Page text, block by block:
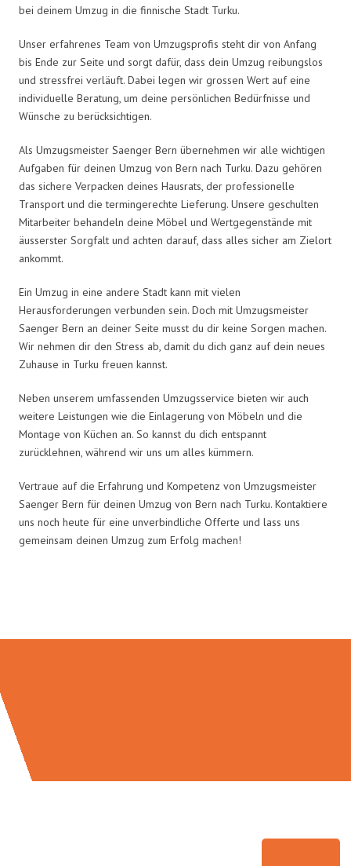
bei deinem Umzug in die finnische Stadt Turku.
Unser erfahrenes Team von Umzugsprofis steht dir von Anfang
bis Ende zur Seite und sorgt dafür, dass dein Umzug reibungslos
und stressfrei verläuft. Dabei legen wir grossen Wert auf eine
individuelle Beratung, um deine persönlichen Bedürfnisse und
Wünsche zu berücksichtigen.
Als Umzugsmeister Saenger Bern übernehmen wir alle wichtigen
Aufgaben für deinen Umzug von Bern nach Turku. Dazu gehören
das sichere Verpacken deines Hausrats, der professionelle
Transport und die termingerechte Lieferung. Unsere geschulten
Mitarbeiter behandeln deine Möbel und Wertgegenstände mit
äusserster Sorgfalt und achten darauf, dass alles sicher am Zielort
ankommt.
Ein Umzug in eine andere Stadt kann mit vielen
Herausforderungen verbunden sein. Doch mit Umzugsmeister
Saenger Bern an deiner Seite musst du dir keine Sorgen machen.
Wir nehmen dir den Stress ab, damit du dich ganz auf dein neues
Zuhause in Turku freuen kannst.
Neben unserem umfassenden Umzugsservice bieten wir auch
weitere Leistungen wie die Einlagerung von Möbeln und die
Montage von Küchen an. So kannst du dich entspannt
zurücklehnen, während wir uns um alles kümmern.
Vertraue auf die Erfahrung und Kompetenz von Umzugsmeister
Saenger Bern für deinen Umzug von Bern nach Turku. Kontaktiere
uns noch heute für eine unverbindliche Offerte und lass uns
gemeinsam deinen Umzug zum Erfolg machen!